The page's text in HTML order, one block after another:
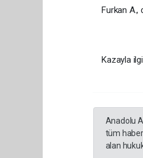
Furkan A.,
Kazayla
Anadolu
tüm
alan